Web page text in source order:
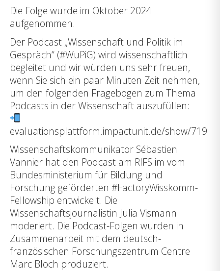
Die Folge wurde im Oktober 2024
aufgenommen.
Der Podcast „Wissenschaft und Politik im
Gespräch“ (#WuPiG) wird wissenschaftlich
begleitet und wir würden uns sehr freuen,
wenn Sie sich ein paar Minuten Zeit nehmen,
um den folgenden Fragebogen zum Thema
Podcasts in der Wissenschaft auszufüllen:
evaluationsplattform.impactunit.de/show/719
Wissenschaftskommunikator Sébastien
Vannier hat den Podcast am RIFS im vom
Bundesministerium für Bildung und
Forschung geförderten #FactoryWisskomm-
Fellowship entwickelt. Die
Wissenschaftsjournalistin Julia Vismann
moderiert. Die Podcast-Folgen wurden in
Zusammenarbeit mit dem deutsch-
französischen Forschungszentrum Centre
Marc Bloch produziert.